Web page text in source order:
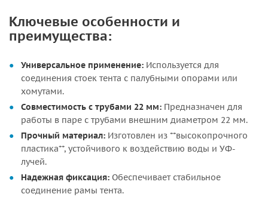
Ключевые особенности и
преимущества:
Универсальное применение: Используется для
соединения стоек тента с палубными опорами или
хомутами.
Совместимость с трубами 22 мм: Предназначен для
работы в паре с трубами внешним диаметром 22 мм.
Прочный материал: Изготовлен из **высокопрочного
пластика**, устойчивого к воздействию воды и УФ-
лучей.
Надежная фиксация: Обеспечивает стабильное
соединение рамы тента.